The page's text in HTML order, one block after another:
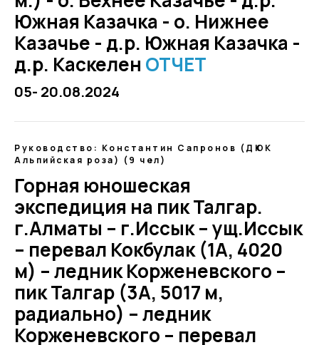
Южная Казачка - о. Нижнее
Казачье - д.р. Южная Казачка -
д.р. Каскелен ОТЧЕТ
05- 20.08.2024
Руководство: Константин Сапронов (ДЮК
Альпийская роза) (9 чел)
Горная юношеская
экспедиция на пик Талгар.
г.Алматы – г.Иссык – ущ.Иссык
– перевал Кокбулак (1А, 4020
м) – ледник Корженевского –
пик Талгар (3А, 5017 м,
радиально) – ледник
Корженевского – перевал